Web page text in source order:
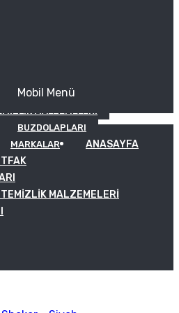
MALZEMELERI
BUZDOLAPLARI
MARKALAR
Mobil Menü
ANASAYFA
MALZEMELERI